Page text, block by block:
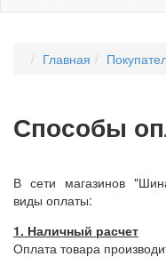
Главная
Способы
В сети магазинов
виды оплаты:
1. Наличный расчет
Оплата товара